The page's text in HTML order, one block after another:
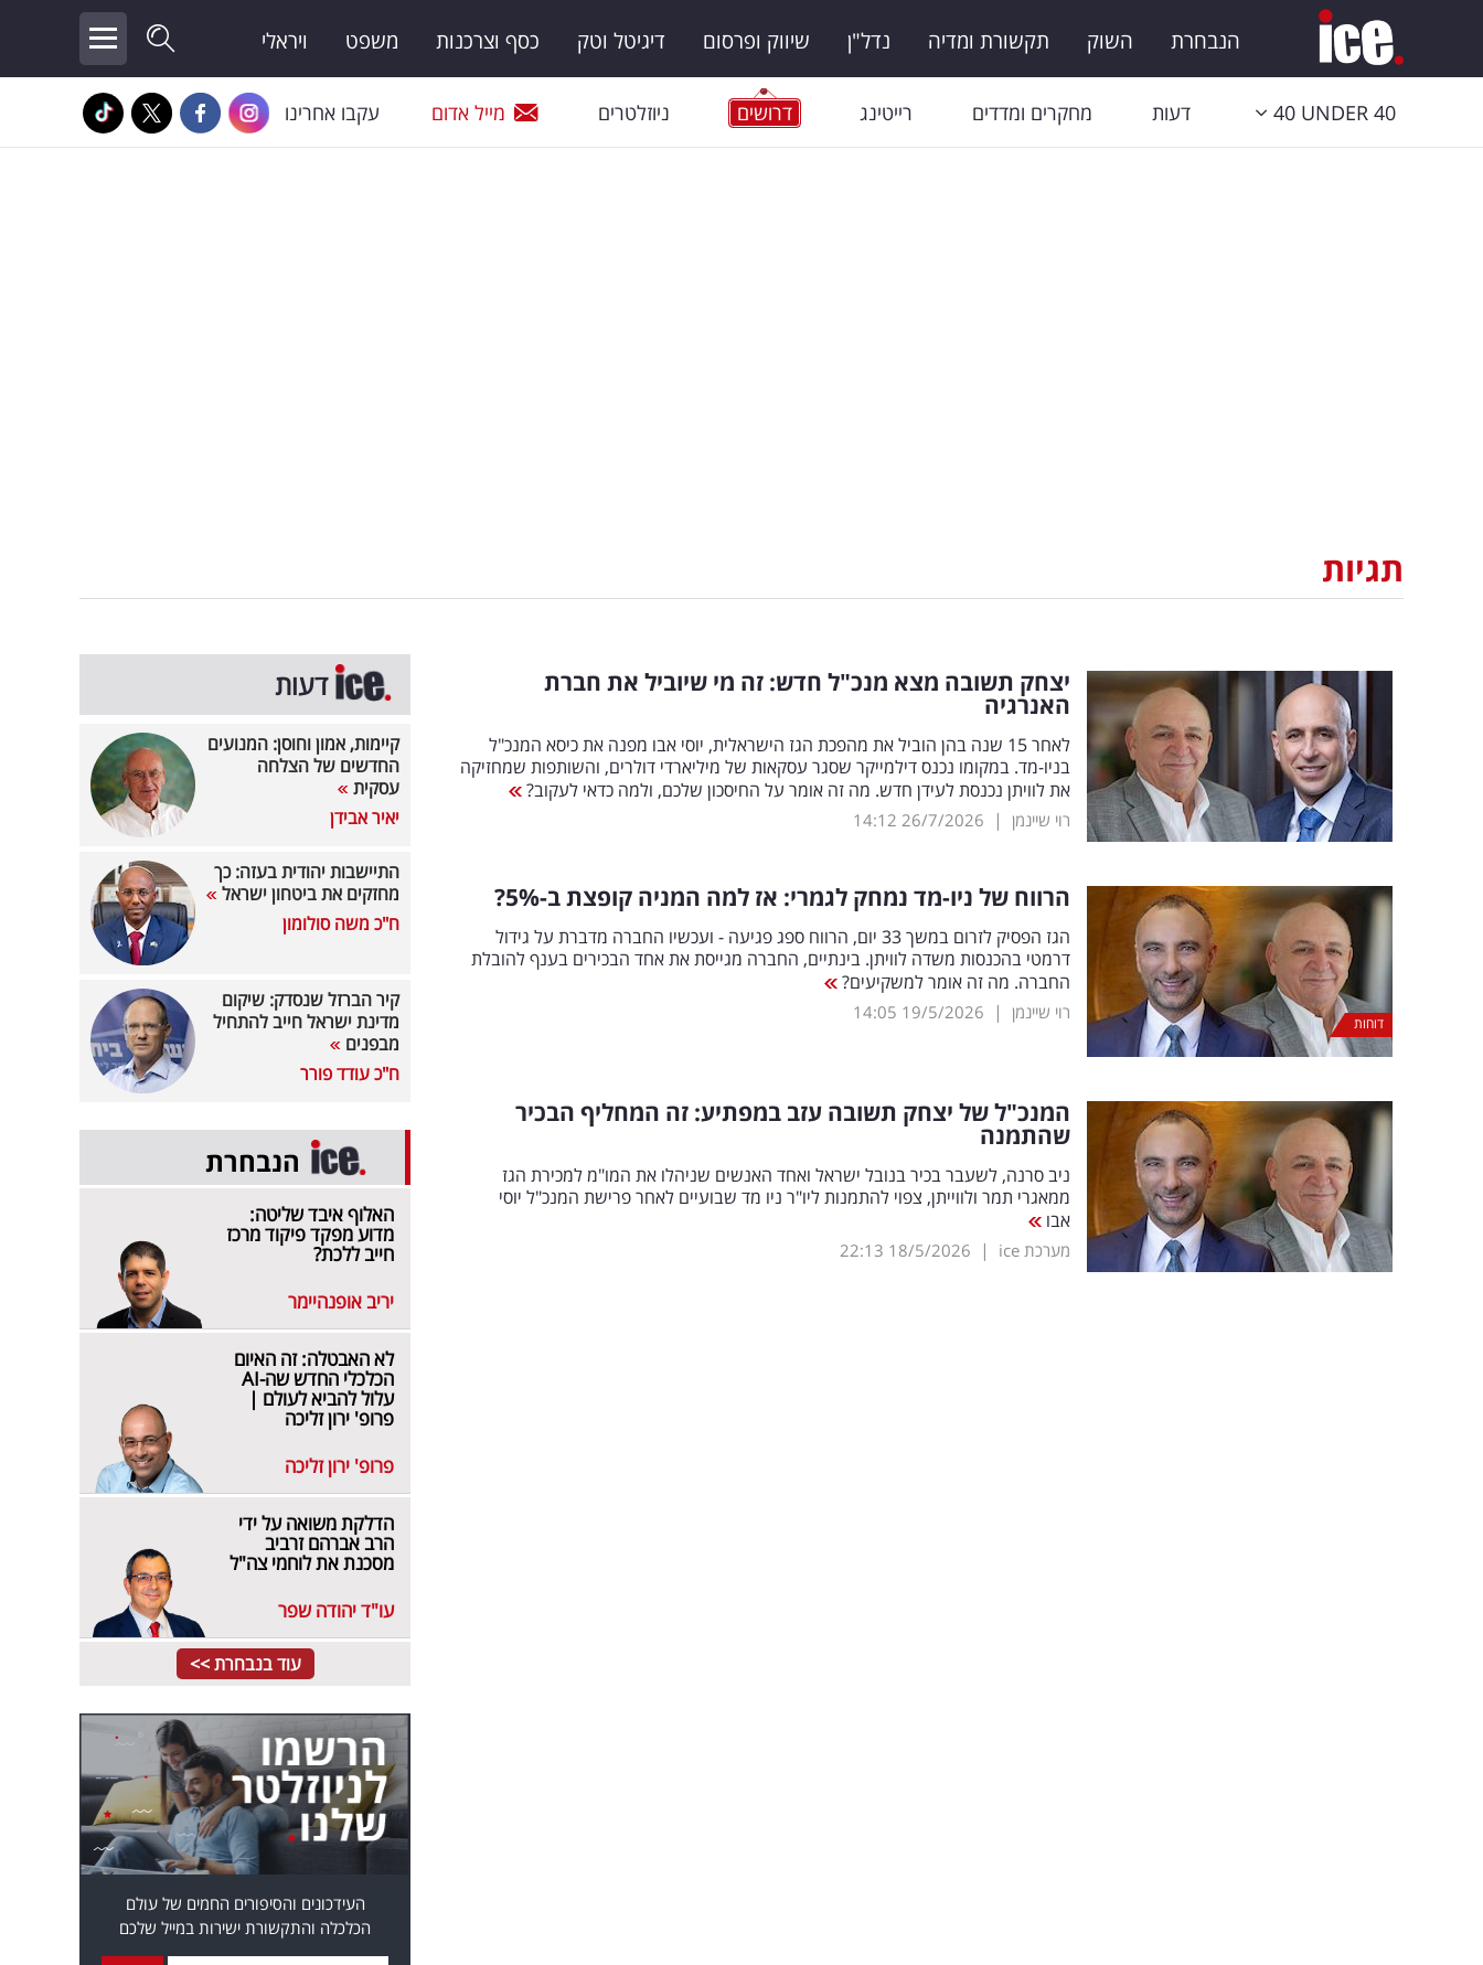
הנבחרת השוק תקשורת ומדיה נדל"ן שיווק ופרסום דיגיטל וטק כסף וצרכנות משפט ויראלי
40 UNDER 40 דעות מחקרים ומדדים רייטינג דרושים ניוזלטרים מייל אדום עקבו אחרינו
תגיות
יצחק תשובה מצא מנכ"ל חדש: זה מי שיוביל את חברת
האנרגיה
לאחר 15 שנה בהן הוביל את מהפכת הגז הישראלית, יוסי אבו מפנה את כיסא המנכ"ל
בניו-מד. במקומו נכנס דילמייקר שסגר עסקאות של מיליארדי דולרים, והשותפות שמחזיקה
את לוויתן נכנסת לעידן חדש. מה זה אומר על החיסכון שלכם, ולמה כדאי לעקוב?
רוי שיינמן |
26/7/2026
14:12
דוחות
הרווח של ניו-מד נמחק לגמרי: אז למה המניה קופצת ב-5%
?
הגז הפסיק לזרום במשך 33 יום, הרווח ספג פגיעה - ועכשיו החברה מדברת על גידול
דרמטי בהכנסות משדה לוויתן. בינתיים, החברה מגייסת את אחד הבכירים בענף להובלת
החברה. מה זה אומר למשקיעים?
רוי שיינמן |
19/5/2026
14:05
המנכ"ל של יצחק תשובה עזב במפתיע: זה המחליף הבכיר
שהתמנה
ניב סרנה, לשעבר בכיר בנובל ישראל ואחד האנשים שניהלו את המו"מ למכירת הגז
ממאגרי תמר ולווייתן, צפוי להתמנות ליו"ר ניו מד שבועיים לאחר פרישת המנכ"ל יוסי
אבו
מערכת ice |
18/5/2026
22:13
דעות
קיימות, אמון וחוסן: המנועים
החדשים של הצלחה
עסקית
יאיר אבידן
התיישבות יהודית בעזה: כך
מחזקים את ביטחון ישראל
ח"כ משה סולומון
קיר הברזל שנסדק: שיקום
מדינת ישראל חייב להתחיל
מבפנים
ח"כ עודד פורר
הנבחרת
האלוף איבד שליטה:
מדוע מפקד פיקוד מרכז
חייב ללכת?
יריב אופנהיימר
לא האבטלה: זה האיום
הכלכלי החדש שה-AI
עלול להביא לעולם |
פרופ' ירון זליכה
פרופ' ירון זליכה
הדלקת משואה על ידי
הרב אברהם זרביב
מסכנת את לוחמי צה"ל
עו"ד יהודה שפר
עוד בנבחרת >>
העידכונים והסיפורים החמים של עולם
הכלכלה והתקשורת ישירות במייל שלכם